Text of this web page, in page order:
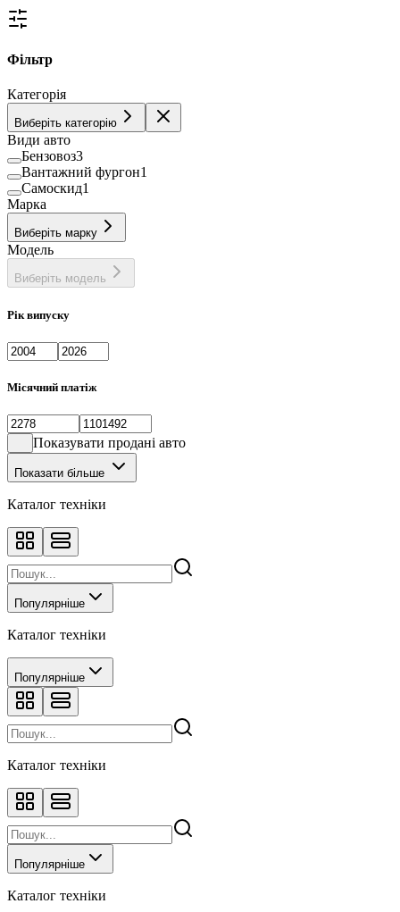
Фільтр
Категорія
Виберіть категорію
Види авто
Бензовоз3
Вантажний фургон1
Самоскид1
Марка
Виберіть марку
Модель
Виберіть модель
Рік випуску
Місячний платіж
Показувати продані авто
Показати більше
Каталог техніки
Популярніше
Каталог техніки
Популярніше
Каталог техніки
Популярніше
Каталог техніки